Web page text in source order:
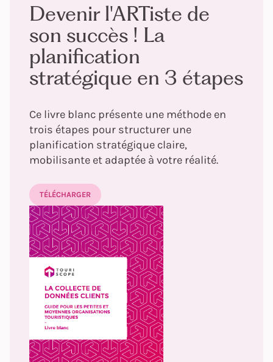
Devenir l'ARTiste de
son succès ! La
planification
stratégique en 3 étapes
Ce livre blanc présente une méthode en
trois étapes pour structurer une
planification stratégique claire,
mobilisante et adaptée à votre réalité.
TÉLÉCHARGER